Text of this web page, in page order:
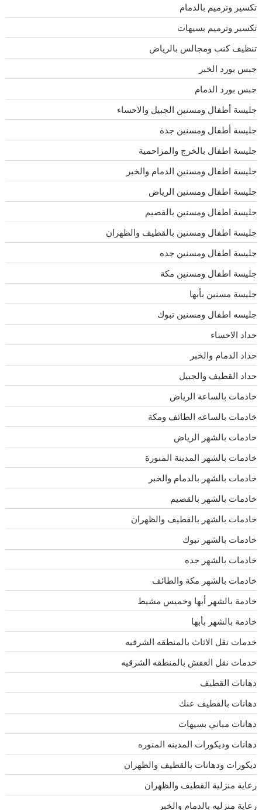
تكسير وترميم بالدمام
تكسير وترميم بسيهات
تنظيف كنب ومجالس بالرياض
جبس بورد الخبر
جبس بورد الدمام
جليسة أطفال ومسنين الجبيل والاحساء
جليسة أطفال ومسنين جدة
جليسة اطفال بالخرج والمزاحمية
جليسة اطفال ومسنين الدمام والخبر
جليسة اطفال ومسنين الرياض
جليسة اطفال ومسنين بالقصيم
جليسة اطفال ومسنين بالقطيف والظهران
جليسة اطفال ومسنين جده
جليسة اطفال ومسنين مكة
جليسة مسنين بأبها
جليسه اطفال ومسنين تبوك
حداد الاحساء
حداد الدمام والخبر
حداد القطيف والجبيل
خادمات بالساعة الرياض
خادمات بالساعه الطائف ومكة
خادمات بالشهر الرياض
خادمات بالشهر المدينة المنورة
خادمات بالشهر بالدمام والخبر
خادمات بالشهر بالقصيم
خادمات بالشهر بالقطيف والظهران
خادمات بالشهر تبوك
خادمات بالشهر جده
خادمات بالشهر مكة والطائف
خادمة بالشهر أبها وخميس مشيط
خادمة بالشهر بأبها
خدمات نقل الاثاث بالمنطقه الشرقيه
خدمات نقل العفش بالمنطقه الشرقيه
دهانات القطيف
دهانات بالقطيف عنك
دهانات مباني بسيهات
دهانات وديكورات المدينه المنوره
ديكورات ودهانات بالقطيف والظهران
رعاية منزلية القطيف والظهران
رعاية منزليه بالدمام والخبر